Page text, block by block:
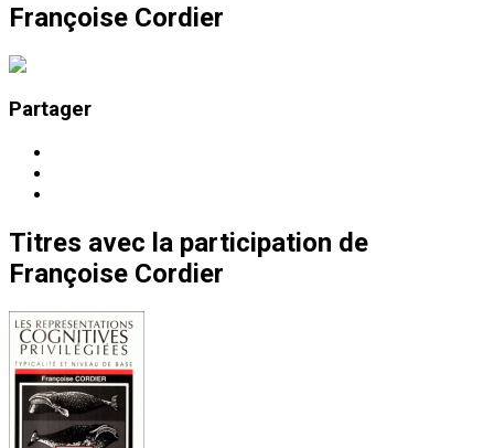
Françoise Cordier
Partager
Titres avec la participation de
Françoise Cordier